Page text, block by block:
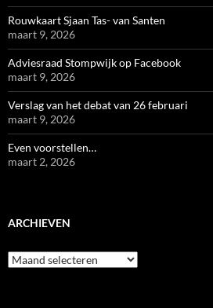
Rouwkaart Sjaan Tas- van Santen
maart 9, 2026
Adviesraad Stompwijk op Facebook
maart 9, 2026
Verslag van het debat van 26 februari
maart 9, 2026
Even voorstellen…
maart 2, 2026
ARCHIEVEN
Archieven